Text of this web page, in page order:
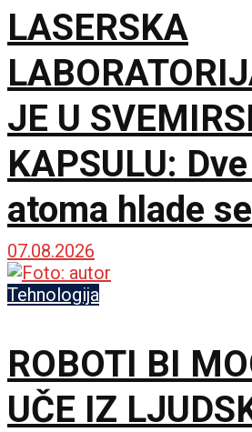
LASERSKA
JE U
KAPSULU:
atoma hlade
do apsolutne
07.08.2026
Tehnologija
ROBOTI BI
UČE IZ